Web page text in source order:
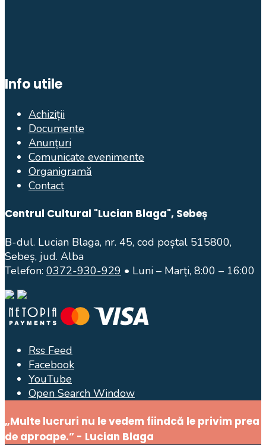
Info utile
Achiziții
Documente
Anunțuri
Comunicate evenimente
Organigramă
Contact
Centrul Cultural "Lucian Blaga", Sebeș
B-dul. Lucian Blaga, nr. 45, cod poștal 515800,
Sebeș, jud. Alba
Telefon: 0372-930-929 • Luni – Marți, 8:00 – 16:00
Rss Feed
Facebook
YouTube
Open Search Window
„Multe lucruri nu le vedem fiindcă le privim prea
de aproape.” - Lucian Blaga